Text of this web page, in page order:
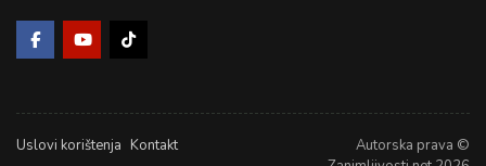
Uslovi korištenja Kontakt
Autorska prava ©